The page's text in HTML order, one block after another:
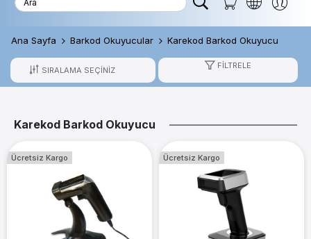
Ana Sayfa Barkod Okuyucular Karekod Barkod Okuyucu
FILTRELE
Karekod Barkod Okuyucu
Ücretsiz Kargo Ücretsiz Kargo